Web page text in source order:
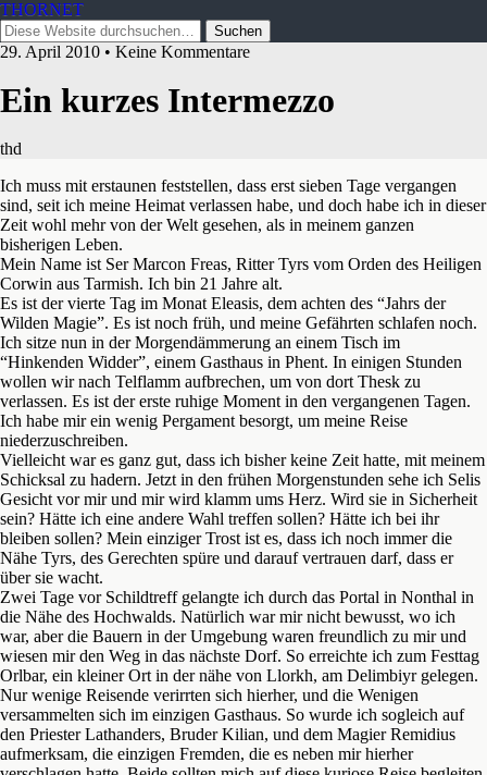
THORNET
29. April 2010 • Keine Kommentare
Ein kurzes Intermezzo
thd
Ich muss mit erstaunen feststellen, dass erst sieben Tage vergangen
sind, seit ich meine Heimat verlassen habe, und doch habe ich in dieser
Zeit wohl mehr von der Welt gesehen, als in meinem ganzen
bisherigen Leben.
Mein Name ist Ser Marcon Freas, Ritter Tyrs vom Orden des Heiligen
Corwin aus Tarmish. Ich bin 21 Jahre alt.
Es ist der vierte Tag im Monat Eleasis, dem achten des “Jahrs der
Wilden Magie”. Es ist noch früh, und meine Gefährten schlafen noch.
Ich sitze nun in der Morgendämmerung an einem Tisch im
“Hinkenden Widder”, einem Gasthaus in Phent. In einigen Stunden
wollen wir nach Telflamm aufbrechen, um von dort Thesk zu
verlassen. Es ist der erste ruhige Moment in den vergangenen Tagen.
Ich habe mir ein wenig Pergament besorgt, um meine Reise
niederzuschreiben.
Vielleicht war es ganz gut, dass ich bisher keine Zeit hatte, mit meinem
Schicksal zu hadern. Jetzt in den frühen Morgenstunden sehe ich Selis
Gesicht vor mir und mir wird klamm ums Herz. Wird sie in Sicherheit
sein? Hätte ich eine andere Wahl treffen sollen? Hätte ich bei ihr
bleiben sollen? Mein einziger Trost ist es, dass ich noch immer die
Nähe Tyrs, des Gerechten spüre und darauf vertrauen darf, dass er
über sie wacht.
Zwei Tage vor Schildtreff gelangte ich durch das Portal in Nonthal in
die Nähe des Hochwalds. Natürlich war mir nicht bewusst, wo ich
war, aber die Bauern in der Umgebung waren freundlich zu mir und
wiesen mir den Weg in das nächste Dorf. So erreichte ich zum Festtag
Orlbar, ein kleiner Ort in der nähe von Llorkh, am Delimbiyr gelegen.
Nur wenige Reisende verirrten sich hierher, und die Wenigen
versammelten sich im einzigen Gasthaus. So wurde ich sogleich auf
den Priester Lathanders, Bruder Kilian, und dem Magier Remidius
aufmerksam, die einzigen Fremden, die es neben mir hierher